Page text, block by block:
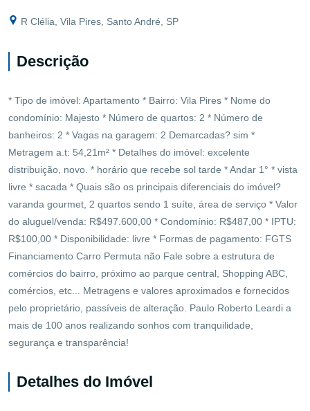
R Clélia, Vila Pires, Santo André, SP
Descrição
* Tipo de imóvel: Apartamento * Bairro: Vila Pires * Nome do
condomínio: Majesto * Número de quartos: 2 * Número de
banheiros: 2 * Vagas na garagem: 2 Demarcadas? sim *
Metragem a.t: 54,21m² * Detalhes do imóvel: excelente
distribuição, novo. * horário que recebe sol tarde * Andar 1° * vista
livre * sacada * Quais são os principais diferenciais do imóvel?
varanda gourmet, 2 quartos sendo 1 suíte, área de serviço * Valor
do aluguel/venda: R$497.600,00 * Condomínio: R$487,00 * IPTU:
R$100,00 * Disponibilidade: livre * Formas de pagamento: FGTS
Financiamento Carro Permuta não Fale sobre a estrutura de
comércios do bairro, próximo ao parque central, Shopping ABC,
comércios, etc... Metragens e valores aproximados e fornecidos
pelo proprietário, passíveis de alteração. Paulo Roberto Leardi a
mais de 100 anos realizando sonhos com tranquilidade,
segurança e transparência!
Detalhes do Imóvel